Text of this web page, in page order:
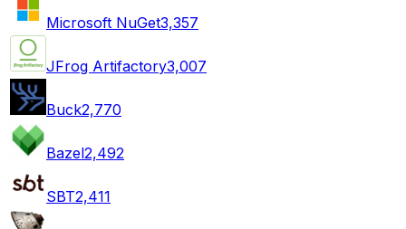
Microsoft NuGet3,357
JFrog Artifactory3,007
Buck2,770
Bazel2,492
SBT2,411